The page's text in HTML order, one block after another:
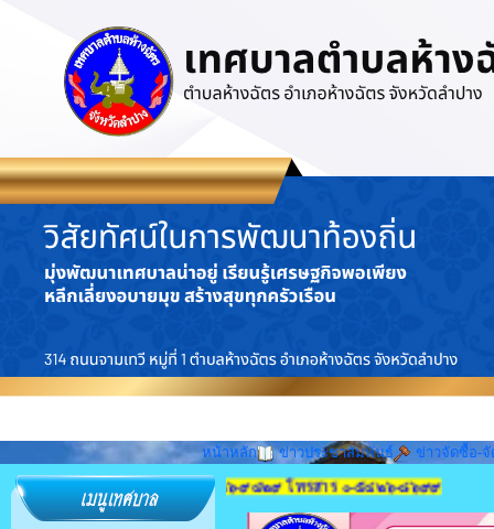
หน้าหลัก ข่าวประชาสัมพันธ์ ข่าวจัดซื้อ-จั
ดลำปาง ๕๒๑๙๐ โทร ๐-๕๔๒๖-๙๔๒๙ โทรสาร ๐-๕๔๒๖-๘๖๙๙